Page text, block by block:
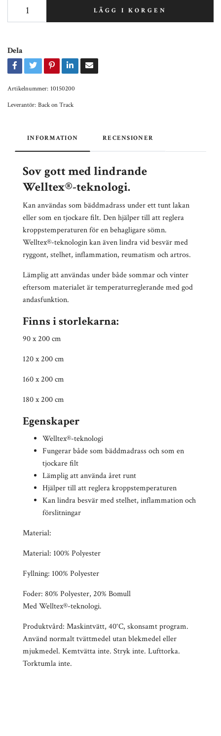
LÄGG I KORGEN
Dela
Artikelnummer: 10150200
Leverantör: Back on Track
INFORMATION RECENSIONER
Sov gott med lindrande
Welltex®-teknologi.
Kan användas som bäddmadrass under ett tunt lakan
eller som en tjockare filt. Den hjälper till att reglera
kroppstemperaturen för en behagligare sömn.
Welltex®-teknologin kan även lindra vid besvär med
ryggont, stelhet, inflammation, reumatism och artros.
Lämplig att användas under både sommar och vinter
eftersom materialet är temperaturreglerande med god
andasfunktion.
Finns i storlekarna:
90 x 200 cm
120 x 200 cm
160 x 200 cm
180 x 200 cm
Egenskaper
Welltex®-teknologi
Fungerar både som bäddmadrass och som en
tjockare filt
Lämplig att använda året runt
Hjälper till att reglera kroppstemperaturen
Kan lindra besvär med stelhet, inflammation och
förslitningar
Material:
Material: 100% Polyester
Fyllning: 100% Polyester
Foder: 80% Polyester, 20% Bomull
Med Welltex®-teknologi.
Produktvård: Maskintvätt, 40°C, skonsamt program.
Använd normalt tvättmedel utan blekmedel eller
mjukmedel. Kemtvätta inte. Stryk inte. Lufttorka.
Torktumla inte.